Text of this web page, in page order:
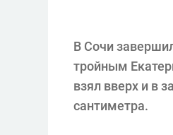
В Сочи
тройным
взял вверх и в
сантиметра.